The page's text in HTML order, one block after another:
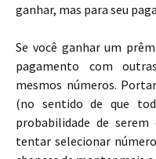
ganhar, mas para seu
Se você ganhar um
pagamento com
mesmos números.
(no sentido de que
probabilidade de
tentar selecionar